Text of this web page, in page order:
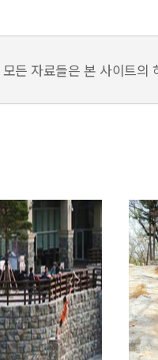
든 자료들은 본 사이트